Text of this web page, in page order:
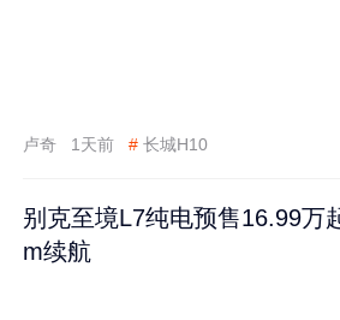
卢奇 1天前 # 长城H10
别克至境L7纯电预售16.99万
m续航